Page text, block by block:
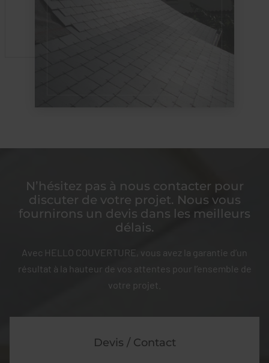
N’hésitez pas à nous contacter pour
discuter de votre projet. Nous vous
fournirons un devis dans les meilleurs
délais.
Avec HELLO COUVERTURE, vous avez la garantie d’un
résultat à la hauteur de vos attentes pour l’ensemble de
votre projet.
Devis / Contact